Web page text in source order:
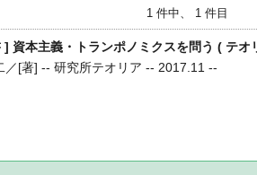
1 件中、 1 件目
] 資本主義・トランポノミクスを問う ( テオ
／[著] -- 研究所テオリア -- 2017.11 --